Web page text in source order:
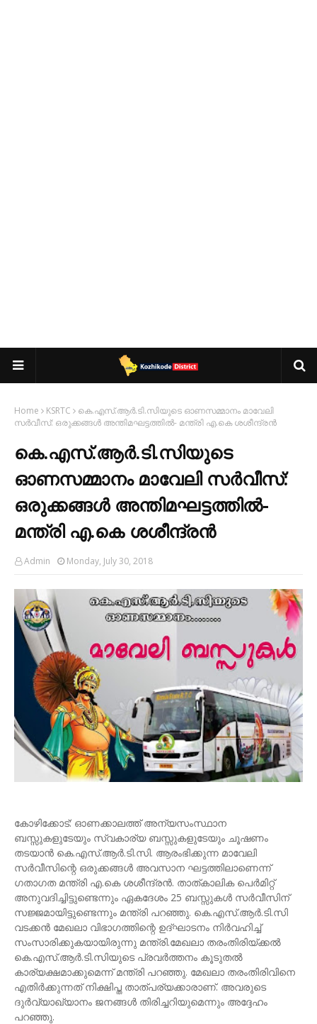
Home KSRTC
കെ.എസ്.ആര്‍.ടി.സിയുടെ ഓണസമ്മാനം മാവേലി
സർവീസ്: ഒരുക്കങ്ങൾ അന്തിമഘട്ടത്തിൽ- മന്ത്രി എ.കെ ശശീന്ദ്രൻ
കെ.എസ്.ആര്‍.ടി.സിയുടെ
ഓണസമ്മാനം മാവേലി സർവീസ്:
ഒരുക്കങ്ങൾ അന്തിമഘട്ടത്തിൽ-
മന്ത്രി എ.കെ ശശീന്ദ്രൻ
Admin Monday, July 30, 2018
കോഴിക്കോട്: ഓണക്കാലത്ത് അന്യസംസ്ഥാന
ബസ്സുകളുടേയും സ്വകാര്യ ബസ്സുകളുടേയും ചൂഷണം
തടയാന്‍ കെ.എസ്.ആര്‍.ടി.സി. ആരംഭിക്കുന്ന മാവേലി
സര്‍വീസിന്റെ ഒരുക്കങ്ങള്‍ അവസാന ഘട്ടത്തിലാണെന്ന്
ഗതാഗത മന്ത്രി എ.കെ ശശീന്ദ്രന്‍. താത്കാലിക പെര്‍മിറ്റ്
അനുവദിച്ചിട്ടുണ്ടെന്നും ഏകദേശം 25 ബസ്സുകള്‍ സര്‍വീസിന്
സജ്ജമായിട്ടുണ്ടെന്നും മന്ത്രി പറഞ്ഞു. കെ.എസ്.ആര്‍.ടി.സി
വടക്കന്‍ മേഖലാ വിഭാഗത്തിന്റെ ഉദ്ഘാടനം നിര്‍വഹിച്ച്‌
സംസാരിക്കുകയായിരുന്നു മന്ത്രി.മേഖലാ തരംതിരിയ്ക്കല്‍
കെ.എസ്.ആര്‍.ടി.സിയുടെ പ്രവര്‍ത്തനം കൂടുതല്‍
കാര്യക്ഷമാക്കുമെന്ന് മന്ത്രി പറഞ്ഞു. മേഖലാ തരംതിരിവിനെ
എതിര്‍ക്കുന്നത് നിക്ഷിപ്ത താത്പര്യക്കാരാണ്. അവരുടെ
ദുര്‍വ്യാഖ്യാനം ജനങ്ങള്‍ തിരിച്ചറിയുമെന്നും അദ്ദേഹം
പറഞ്ഞു.